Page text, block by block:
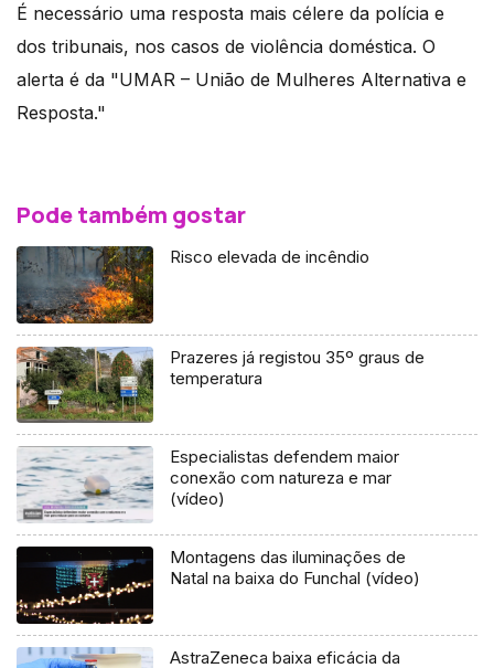
É necessário uma resposta mais célere da polícia e
dos tribunais, nos casos de violência doméstica. O
alerta é da "UMAR – União de Mulheres Alternativa e
Resposta."
Pode também gostar
Risco elevada de incêndio
Prazeres já registou 35º graus de
temperatura
Especialistas defendem maior
conexão com natureza e mar
(vídeo)
Montagens das iluminações de
Natal na baixa do Funchal (vídeo)
AstraZeneca baixa eficácia da